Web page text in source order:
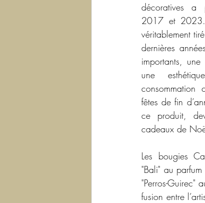
décoratives a
2017 et 2023.
véritablement
dernières
importants,
une
fêtes de fin
ce produit,
cadeaux de
Les bougies
"Bali" au
"Perros-Guirec"
fusion entre